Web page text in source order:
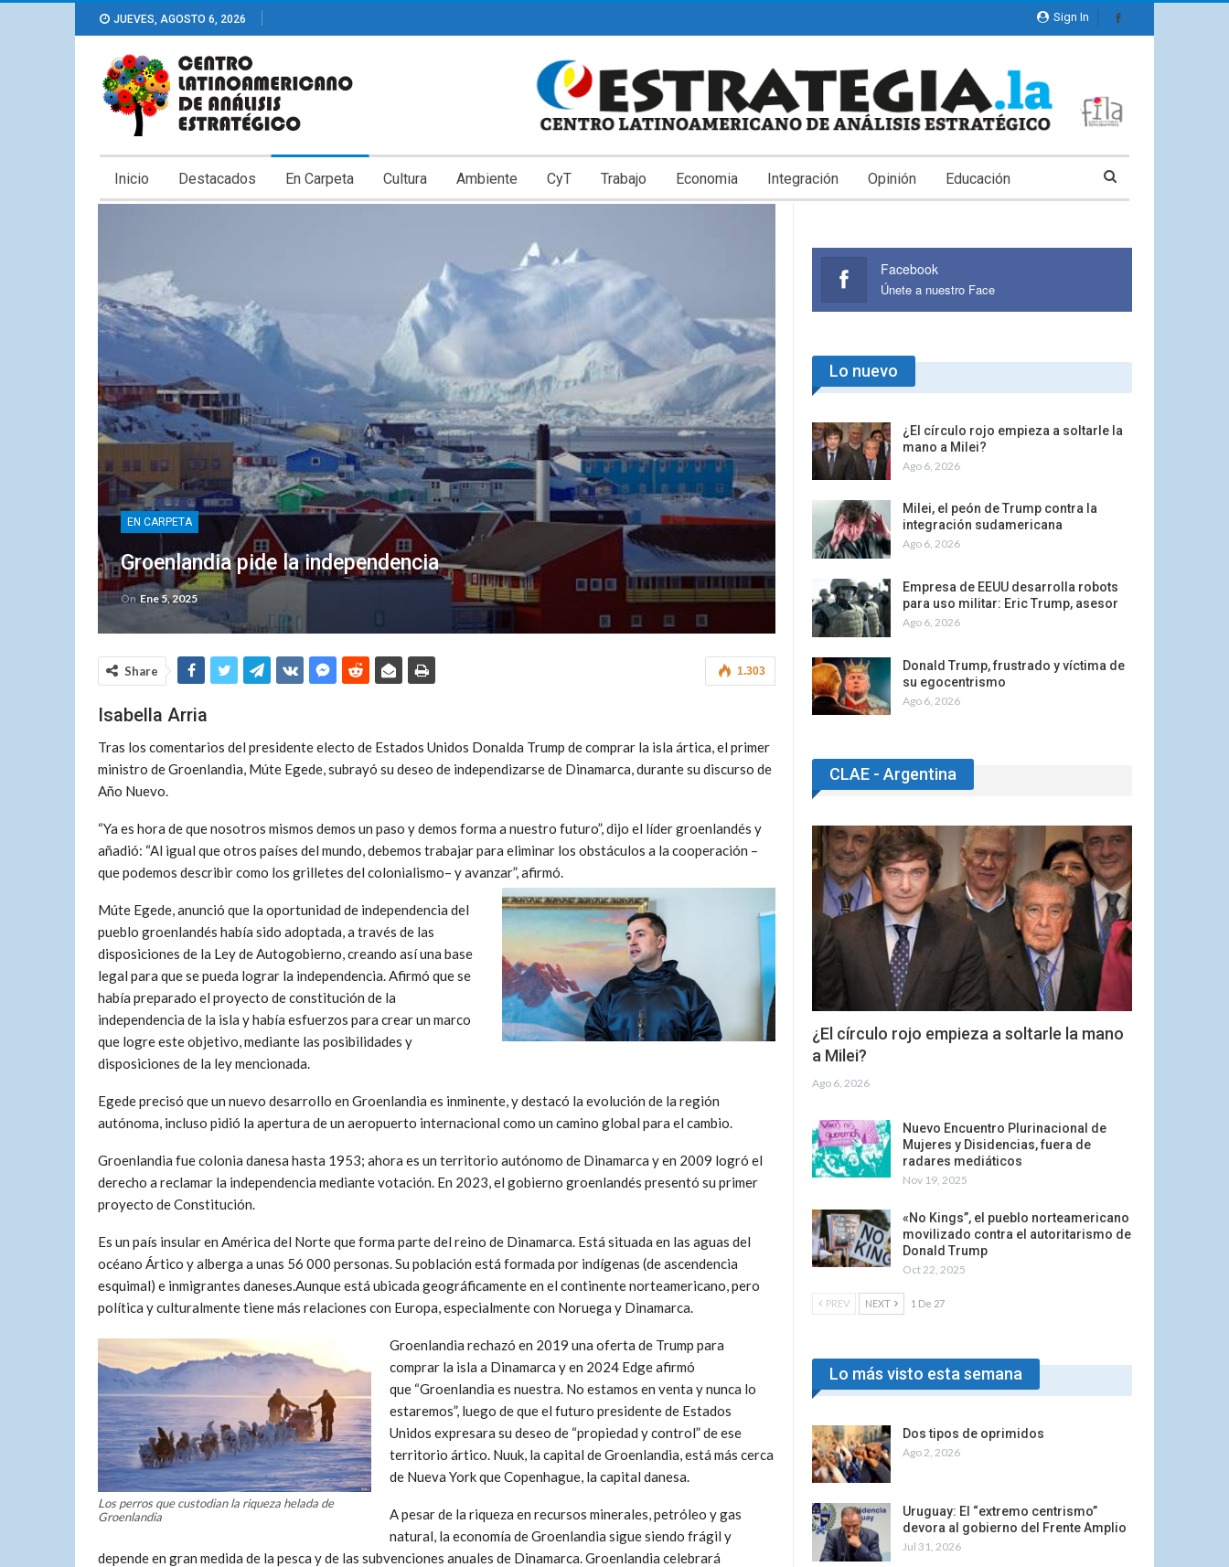
Sign In
JUEVES, AGOSTO 6, 2026
Inicio Destacados En Carpeta Cultura Ambiente CyT Trabajo Economia Integración Opinión Educación
EN CARPETA
Groenlandia pide la independencia
On Ene 5, 2025
1.303
Share
Isabella Arria
Tras los comentarios del presidente electo de Estados Unidos Donalda Trump de comprar la isla ártica, el primer
ministro de Groenlandia, Múte Egede, subrayó su deseo de independizarse de Dinamarca, durante su discurso de
Año Nuevo.
Ya es hora de que nosotros mismos demos un paso y demos forma a nuestro futuro, dijo el líder groenlandés y
añadió: “Al igual que otros países del mundo, debemos trabajar para eliminar los obstáculos a la cooperación –
que podemos describir como los grilletes del colonialismo– y avanzar”, afirmó.
Múte Egede, anunció que la oportunidad de independencia del
pueblo groenlandés había sido adoptada, a través de las
disposiciones de la Ley de Autogobierno, creando así una base
legal para que se pueda lograr la independencia. Afirmó que se
había preparado el proyecto de constitución de la
independencia de la isla y había esfuerzos para crear un marco
que logre este objetivo, mediante las posibilidades y
disposiciones de la ley mencionada.
Egede precisó que un nuevo desarrollo en Groenlandia es inminente, y destacó la evolución de la región
autónoma, incluso pidió la apertura de un aeropuerto internacional como un camino global para el cambio.
Groenlandia fue colonia danesa hasta 1953; ahora es un territorio autónomo de Dinamarca y en 2009 logró el
derecho a reclamar la independencia mediante votación. En 2023, el gobierno groenlandés presentó su primer
proyecto de Constitución.
Es un país insular en América del Norte que forma parte del reino de Dinamarca. Está situada en las aguas del
océano Ártico y alberga a unas 56 000 personas. Su población está formada por indígenas (de ascendencia
esquimal) e inmigrantes daneses.Aunque está ubicada geográficamente en el continente norteamericano, pero
política y culturalmente tiene más relaciones con Europa, especialmente con Noruega y Dinamarca.
Los perros que custodian la riqueza helada de
Groenlandia
Groenlandia rechazó en 2019 una oferta de Trump para
comprar la isla a Dinamarca y en 2024 Edge afirmó
que Groenlandia es nuestra. No estamos en venta y nunca lo
estaremos , luego de que el futuro presidente de Estados
Unidos expresara su deseo de propiedad y control de ese
territorio ártico. Nuuk, la capital de Groenlandia, está más cerca
de Nueva York que Copenhague, la capital danesa.
A pesar de la riqueza en recursos minerales, petróleo y gas
natural, la economía de Groenlandia sigue siendo frágil y
depende en gran medida de la pesca y de las subvenciones anuales de Dinamarca. Groenlandia celebrará
Facebook
Únete a nuestro Face
Lo nuevo
¿El círculo rojo empieza a soltarle la
mano a Milei?
Ago 6, 2026
Milei, el peón de Trump contra la
integración sudamericana
Ago 6, 2026
Empresa de EEUU desarrolla robots
para uso militar: Eric Trump, asesor
Ago 6, 2026
Donald Trump, frustrado y víctima de
su egocentrismo
Ago 6, 2026
CLAE - Argentina
¿El círculo rojo empieza a soltarle la mano
a Milei?
Ago 6, 2026
Nuevo Encuentro Plurinacional de
Mujeres y Disidencias, fuera de
radares mediáticos
Nov 19, 2025
«No Kings”, el pueblo norteamericano
movilizado contra el autoritarismo de
Donald Trump
Oct 22, 2025
PREV NEXT 1 De 27
Lo más visto esta semana
Dos tipos de oprimidos
Ago 2, 2026
Uruguay: El “extremo centrismo”
devora al gobierno del Frente Amplio
Jul 31, 2026